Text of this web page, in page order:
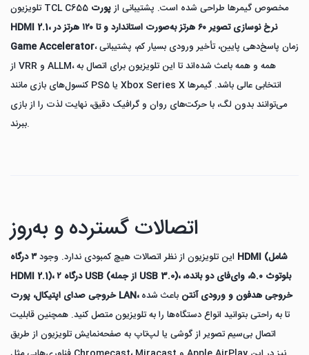
تلویزیون TCL C655 مخصوص گیمرها طراحی شده است. پشتیبانی ازپورت
HDMI 2.1، نرخ نوسازی تصویر ۶۰ هرتز به‌صورت استاندارد و تا ۱۲۰ هرتز در
Game Accelerator، زمان پاسخ‌دهی پایین، تأخیر ورودی بسیار کم، پشتیبانی
از VRR و ALLM، همه و همه باعث شده‌اند تا این تلویزیون برای اتصال به
کنسول‌های بازی مانند PS5 یا Xbox Series X انتخابی عالی باشد. گیمرها
می‌توانند بدون لگ، با حرکت‌های روان و گرافیک دقیق، نهایت لذت را از بازی
ببرند.
اتصالات گسترده و به‌روز
این تلویزیون از نظر اتصالات هیچ کمبودی ندارد. وجود ۳ درگاه HDMI (شامل
HDMI 2.1)، ۲ درگاه USB (از جمله USB 3.0)، بلوتوث ۵.۰، وای‌فای دو بانده،
خروجی صدای اپتیکال، پورت LAN، خروجی هدفون و ورودی آنتن باعث شده
تا به راحتی بتوانید انواع دستگاه‌ها را به تلویزیون متصل کنید. همچنین قابلیت
اتصال بی‌سیم تصویر از گوشی یا لپ‌تاپ به صفحه‌نمایش تلویزیون از طریق